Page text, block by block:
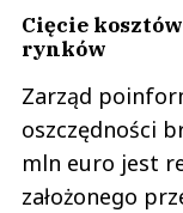
Cięcie
rynków
Zarząd
oszczędności
mln euro jest
założonego